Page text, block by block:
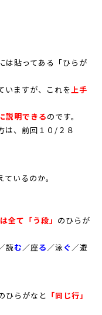
は貼ってある「ひらが
いますが、これを 上手
説明できるのです。
は、前回１０/２８
いるのか。
全て「う段」 のひらが
読む ／座る ／泳 ぐ ／遊
ひらがなと 「同じ行」